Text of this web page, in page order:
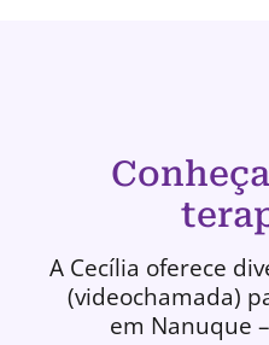
A Cecília oferece
(videochamada)
em Nanuque